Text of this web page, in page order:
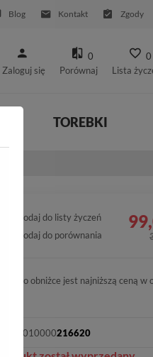
Blog Kontakt Zgody
Zaloguj się
0
Porównaj
0
Lista
TOREBKI
Dodaj do listy życzeń
Dodaj do porównania
Cena po obniżce jest najniższą ceną w
2010000216620